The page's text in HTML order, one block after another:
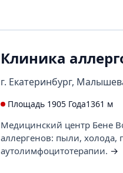
Клиника
г. Екатеринбург,
Площадь 1905 Года1361 м
Медицинский центр Бене
аллергенов: пыли, холода,
аутолимфоцитотерапии. →